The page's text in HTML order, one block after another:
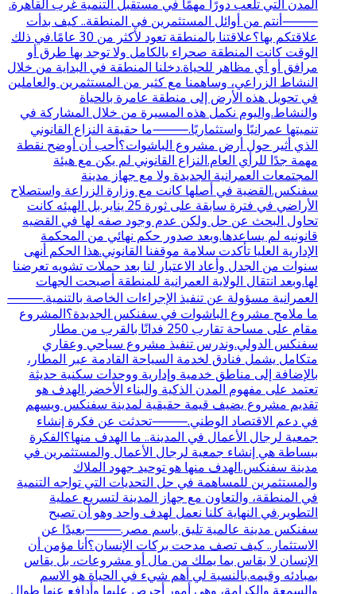
المدن التي تلعب دورًا مهمًا في مستقبل التنمية غرب القاهرة.
⸻أنتم من أوائل المستثمرين في المنطقة.. كيف بدأت
علاقتكم بها؟علاقتنا بالمنطقة تعود لأكثر من 30 عامًا.في ذلك
الوقت كانت المنطقة صحراء بالكامل ولا توجد بها طرق أو
مرافق أو أي مظاهر للحياة.دخلنا المنطقة في البداية من خلال
النشاط الزراعي، وساهمنا مع كثير من المستثمرين والعاملين
في تحويل هذه الأرض إلى منطقة عامرة بالحياة
والنشاط.واليوم نكمل هذه المسيرة من خلال المشاركة في
تنميتها عمرانيًا واستثماريًا.⸻ما حقيقة النزاع القانوني
الذي أثير حول أرض مشروع الباشوات؟أحب أن أوضح نقطة
مهمة جدًا للرأي العام.النزاع القانوني لم يكن مع هيئة
المجتمعات العمرانية الجديدة ولا مع جهاز مدينة
سفنكس.القضية في أصلها كانت مع وزارة الزراعة واستصلاح
الأراضي في فترة سابقة على ثورة 25 يناير.بل الهيئه كانت
تحاول البحث عن حل ولكن عدم وجود صفه لها في القضيه
قانونيه لم يساعدها.وبعد صدور حكم نهائي من المحكمة
الإدارية العليا تأكدت سلامة موقفنا القانوني.هذا الحكم أنهى
سنوات من الجدل وأعاد الاعتبار لنا بعد حملات تشويه تعرضنا
لها.وبعد انتقال الولاية العمرانية للمنطقة أصبحت الجهات
العمرانية مسؤولة عن تنفيذ الإجراءات الخاصة بالتنمية.⸻
ما ملامح مشروع الباشوات في سفنكس الجديدة؟المشروع
مقام على مساحة تقارب 250 فدانًا بالقرب من مطار
سفنكس الدولي.وندرس تنفيذ مشروع سياحي وعقاري
متكامل يشمل فنادق لخدمة السياحة القادمة عبر المطار،
بالإضافة إلى مناطق خدمية وإدارية ووحدات سكنية حديثة
تعتمد على مفهوم المدن الذكية والبناء الأخضر.الهدف هو
تقديم مشروع يضيف قيمة حقيقية لمدينة سفنكس ويسهم
في دعم الاقتصاد الوطني.⸻تحدثت عن فكرة إنشاء
جمعية لرجال الأعمال في المدينة.. ما الهدف منها؟الفكرة
ببساطة هي إنشاء جمعية لرجال الأعمال والمستثمرين في
مدينة سفنكس.الهدف منها هو توحيد جهود الملاك
والمستثمرين للمساهمة في حل التحديات التي تواجه التنمية
في المنطقة، والتعاون مع جهاز المدينة لتسريع عملية
التطوير.في النهاية كلنا نعمل لهدف واحد وهو أن تصبح
سفنكس مدينة عالمية تليق باسم مصر.⸻بعيدًا عن
الاستثمار.. كيف تصف مدحت بركات الإنسان؟أنا مؤمن أن
الإنسان لا يقاس بما يملك من مال أو مشروعات، بل يقاس
بمبادئه وقيمه.بالنسبة لي أهم شيء في الحياة هو الاسم
والسمعة والكرامة، وهي أمور أحرص عليها وأدافع عنها طوال